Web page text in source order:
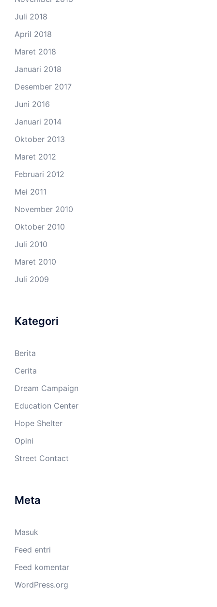
Juli 2018
April 2018
Maret 2018
Januari 2018
Desember 2017
Juni 2016
Januari 2014
Oktober 2013
Maret 2012
Februari 2012
Mei 2011
November 2010
Oktober 2010
Juli 2010
Maret 2010
Juli 2009
Kategori
Berita
Cerita
Dream Campaign
Education Center
Hope Shelter
Opini
Street Contact
Meta
Masuk
Feed entri
Feed komentar
WordPress.org